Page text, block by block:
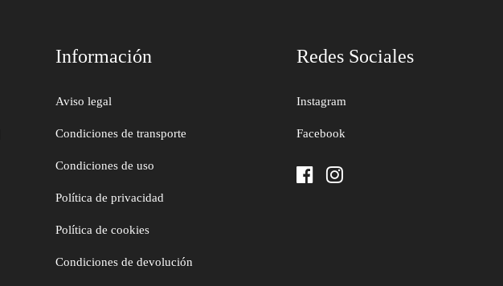
Información
Aviso legal
Condiciones de transporte
Condiciones de uso
Política de privacidad
Política de cookies
Condiciones de devolución
Redes Sociales
Instagram
Facebook